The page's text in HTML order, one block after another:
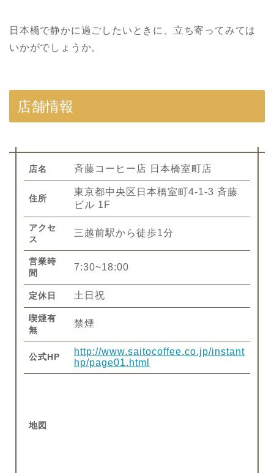
日本橋で静かに過ごしたいときに、立ち寄ってみては
いかがでしょうか。
店舗情報
店名 斉藤コーヒー店 日本橋室町店
住所
東京都中央区日本橋室町4-1-3 斉藤
ビル 1F
アクセ
ス
三越前駅から徒歩1分
営業時
間
7:30~18:00
定休日 土日祝
喫煙有
無
禁煙
公式HP
http://www.saitocoffee.co.jp/instant
hp/page01.html
地図